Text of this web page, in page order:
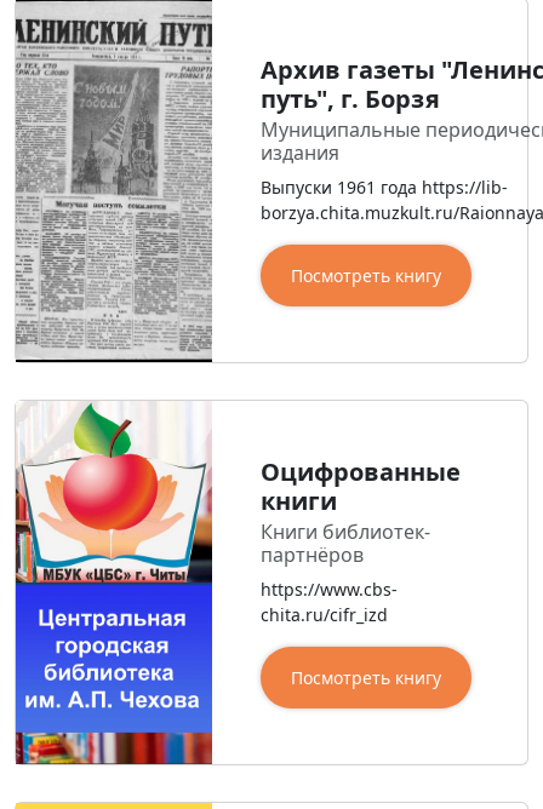
Архив газеты
путь", г. Борзя
Муниципальные
издания
Выпуски 1961 года https://lib-
borzya.chita.muzkult.ru/
Посмотреть книгу
Оцифрованные
книги
Книги библиотек-
партнёров
https://www.cbs-
chita.ru/cifr_izd
Посмотреть книгу